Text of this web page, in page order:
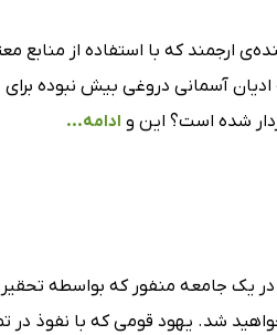
ارجمند که با استفاده از منابع
آسمانی دروغی بیش نبوده
شده است؟ این و ادامه...
یک جامعه منفور که بواسطه تحقیر
شد. یهود قومی که با نفوذ در